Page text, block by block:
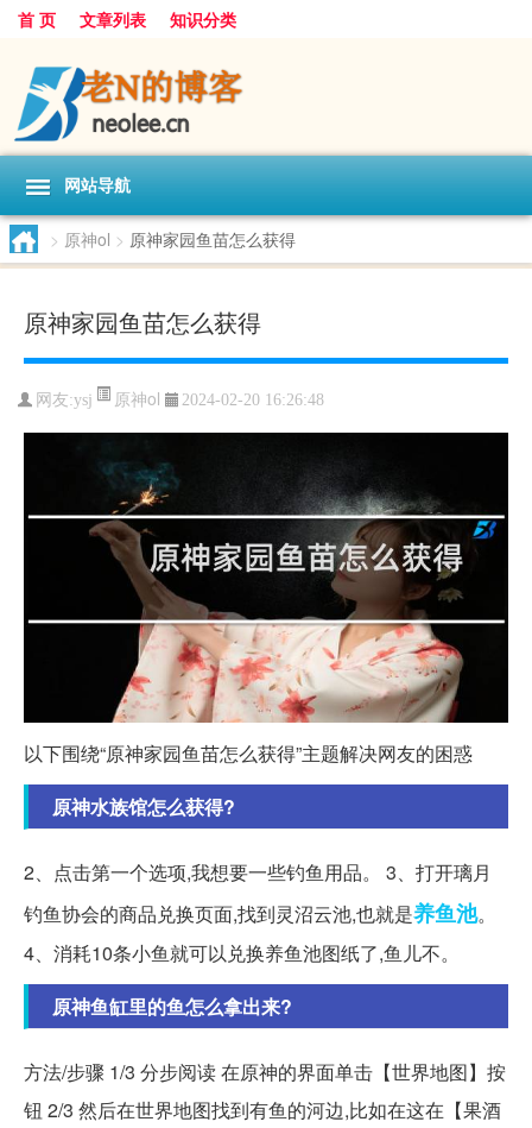
首 页 文章列表 知识分类
网站导航
> 原神ol > 原神家园鱼苗怎么获得
原神家园鱼苗怎么获得
网友:ysj 原神ol 2024-02-20 16:26:48
以下围绕“原神家园鱼苗怎么获得”主题解决网友的困惑
原神水族馆怎么获得?
2、点击第一个选项,我想要一些钓鱼用品。 3、打开璃月
钓鱼协会的商品兑换页面,找到灵沼云池,也就是养鱼池。
4、消耗10条小鱼就可以兑换养鱼池图纸了,鱼儿不。
原神鱼缸里的鱼怎么拿出来?
方法/步骤 1/3 分步阅读 在原神的界面单击【世界地图】按
钮 2/3 然后在世界地图找到有鱼的河边,比如在这在【果酒